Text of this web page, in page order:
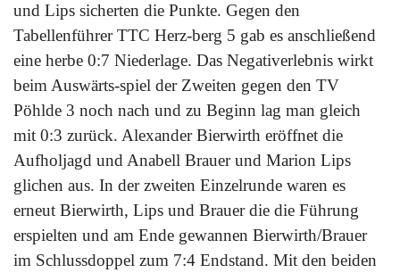
und Lips sicherten die Punkte. Gegen den
Tabellenführer TTC Herz-berg 5 gab es anschließend
eine herbe 0:7 Niederlage. Das Negativerlebnis wirkt
beim Auswärts-spiel der Zweiten gegen den TV
Pöhlde 3 noch nach und zu Beginn lag man gleich
mit 0:3 zurück. Alexander Bierwirth eröffnet die
Aufholjagd und Anabell Brauer und Marion Lips
glichen aus. In der zweiten Einzelrunde waren es
erneut Bierwirth, Lips und Brauer die die Führung
erspielten und am Ende gewannen Bierwirth/Brauer
im Schlussdoppel zum 7:4 Endstand. Mit den beiden